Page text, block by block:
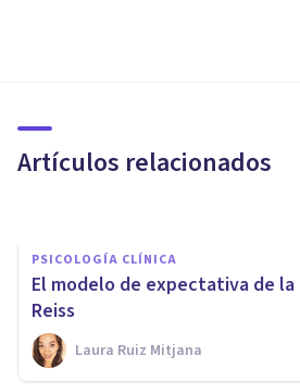
Artículos relacionados
las fobias
PSICOLOGÍA CLÍNICA
El modelo de expectativa de la
Reiss
Laura Ruiz Mitjana
PSICOLOGÍA CLÍNICA